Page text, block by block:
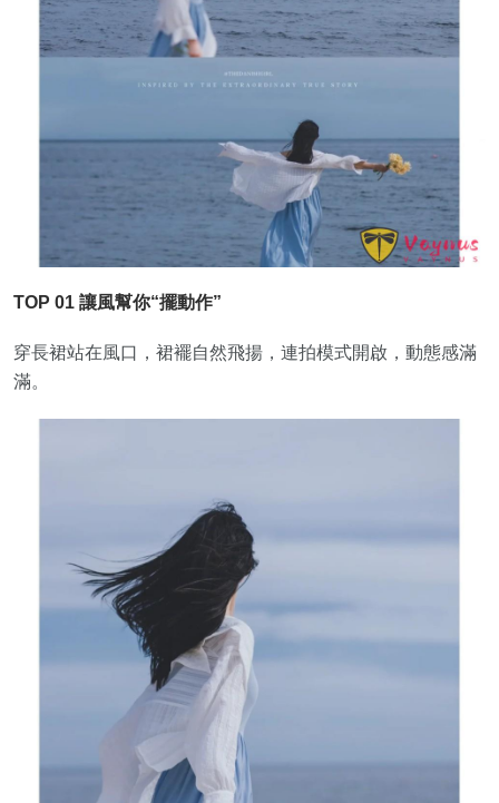
TOP 01 讓風幫你“擺動作”
穿長裙站在風口，裙襬自然飛揚，連拍模式開啟，動態感滿
滿。